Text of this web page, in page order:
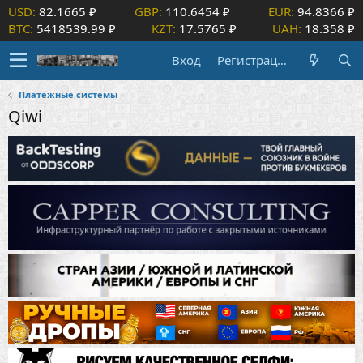
USD: 82.1665 ₽ GBP: 110.6454 ₽ EUR: 94.8366 ₽
BTC: 5418539.99 ₽ KZT: 17.5765 ₽ UAH: 18.358 ₽
Вход
Регистрация
Платежные системы
Qiwi